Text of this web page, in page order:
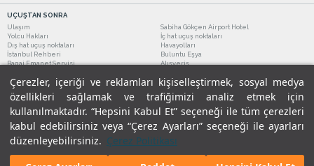
Çerezler, içeriği ve reklamları kişiselleştirmek, sosyal medya
özellikleri sağlamak ve trafiğimizi analiz etmek için
kullanılmaktadır. “Hepsini Kabul Et” seçeneği ile tüm çerezleri
kabul edebilirsiniz veya “Çerez Ayarları” seçeneği ile ayarları
düzenleyebilirsiniz. Çerez Politikası
UÇUŞTAN SONRA
Ulaşım
Sabiha Gökçen Airport Hotel
Yolcu Hakları
İç hat uçuş noktaları
Dış hat uçuş noktaları
Havayolları
İstanbul Rehberi
Buluntu Eşya
Bagaj Emanet Servisi
Alışveriş